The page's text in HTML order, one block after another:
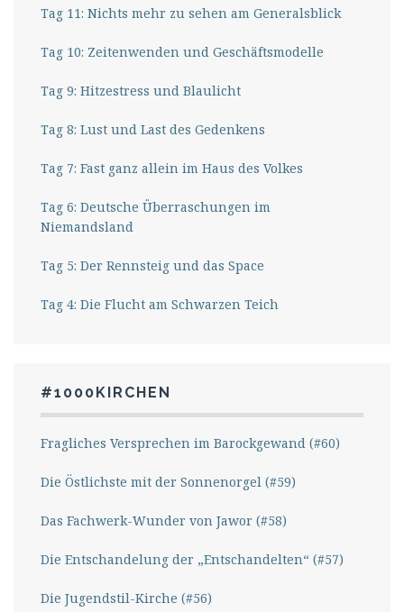
Tag 11: Nichts mehr zu sehen am Generalsblick
Tag 10: Zeitenwenden und Geschäftsmodelle
Tag 9: Hitzestress und Blaulicht
Tag 8: Lust und Last des Gedenkens
Tag 7: Fast ganz allein im Haus des Volkes
Tag 6: Deutsche Überraschungen im
Niemandsland
Tag 5: Der Rennsteig und das Space
Tag 4: Die Flucht am Schwarzen Teich
#1000KIRCHEN
Fragliches Versprechen im Barockgewand (#60)
Die Östlichste mit der Sonnenorgel (#59)
Das Fachwerk-Wunder von Jawor (#58)
Die Entschandelung der „Entschandelten“ (#57)
Die Jugendstil-Kirche (#56)